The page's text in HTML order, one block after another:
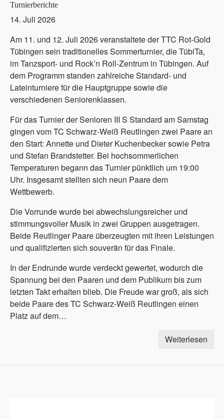
Turnierberichte
14. Juli 2026
Am 11. und 12. Juli 2026 veranstaltete der TTC Rot-Gold
Tübingen sein traditionelles Sommerturnier, die TübiTa,
im Tanzsport- und Rock’n Roll-Zentrum in Tübingen. Auf
dem Programm standen zahlreiche Standard- und
Lateinturniere für die Hauptgruppe sowie die
verschiedenen Seniorenklassen.
Für das Turnier der Senioren III S Standard am Samstag
gingen vom TC Schwarz-Weiß Reutlingen zwei Paare an
den Start: Annette und Dieter Kuchenbecker sowie Petra
und Stefan Brandstetter. Bei hochsommerlichen
Temperaturen begann das Turnier pünktlich um 19:00
Uhr. Insgesamt stellten sich neun Paare dem
Wettbewerb.
Die Vorrunde wurde bei abwechslungsreicher und
stimmungsvoller Musik in zwei Gruppen ausgetragen.
Beide Reutlinger Paare überzeugten mit ihren Leistungen
und qualifizierten sich souverän für das Finale.
In der Endrunde wurde verdeckt gewertet, wodurch die
Spannung bei den Paaren und dem Publikum bis zum
letzten Takt erhalten blieb. Die Freude war groß, als sich
beide Paare des TC Schwarz-Weiß Reutlingen einen
Platz auf dem…
Weiterlesen